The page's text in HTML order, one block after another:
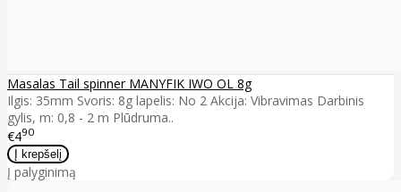
Masalas Tail spinner MANYFIK IWO OL 8g
Ilgis: 35mm Svoris: 8g lapelis: No 2 Akcija: Vibravimas Darbinis
gylis, m: 0,8 - 2 m Plūdruma..
€490
Į palyginimą